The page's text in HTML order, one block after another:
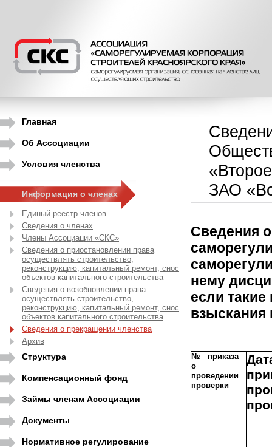
Главная
Об Ассоциации
Условия членства
Информация о членах
Единый реестр членов
Сведения о членах
Члены Ассоциации «СКС»
Сведения о приостановлении права
осуществлять строительство,
реконструкцию, капитальный ремонт, снос
объектов капитального строительства
Сведения о возобновлении права
осуществлять строительство,
реконструкцию, капитальный ремонт, снос
объектов капитального строительства
Сведения о прекращении членства
Архив
Структура
Компенсационный фонд
Займы членам Ассоциации
Документы
Нормативное регулирование
ЗАО
Сведения
нему
если
взыскания
№ приказа
о
проведении
проверки